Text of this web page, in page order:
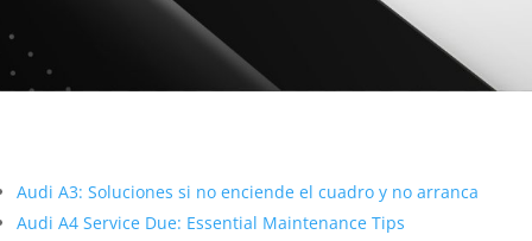
Audi A3: Soluciones si no enciende el cuadro y no arranca
Audi A4 Service Due: Essential Maintenance Tips